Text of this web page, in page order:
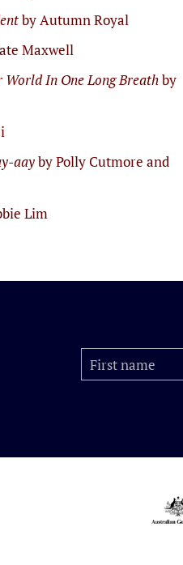
by Autumn Royal
Maxwell
World In One Long Breathby
aayby Polly Cutmore and
Lim